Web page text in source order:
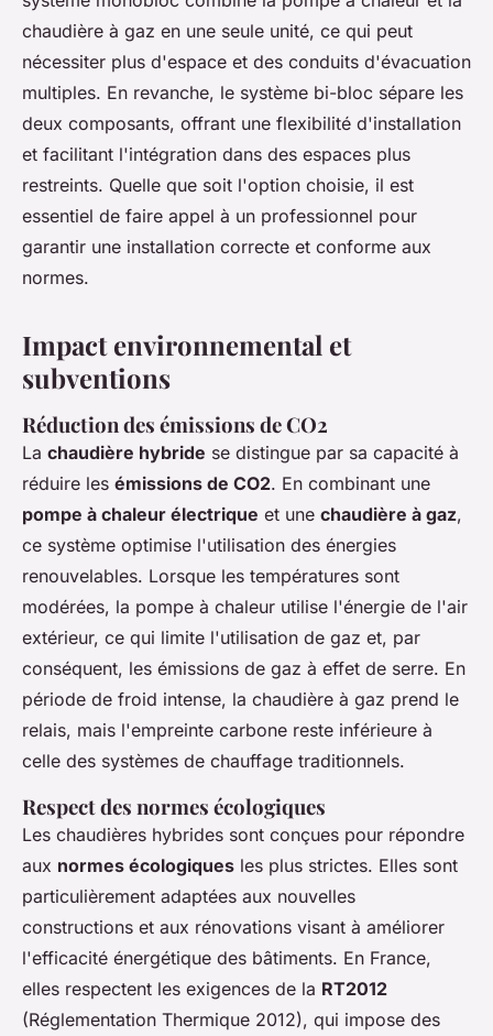
chaudière à gaz en une seule unité, ce qui peut
nécessiter plus d'espace et des conduits d'évacuation
multiples. En revanche, le système bi-bloc sépare les
deux composants, offrant une flexibilité d'installation
et facilitant l'intégration dans des espaces plus
restreints. Quelle que soit l'option choisie, il est
essentiel de faire appel à un professionnel pour
garantir une installation correcte et conforme aux
normes.
Impact environnemental et
subventions
Réduction des émissions de CO2
La chaudière hybride se distingue par sa capacité à
réduire les émissions de CO2. En combinant une
pompe à chaleur électrique et une chaudière à gaz,
ce système optimise l'utilisation des énergies
renouvelables. Lorsque les températures sont
modérées, la pompe à chaleur utilise l'énergie de l'air
extérieur, ce qui limite l'utilisation de gaz et, par
conséquent, les émissions de gaz à effet de serre. En
période de froid intense, la chaudière à gaz prend le
relais, mais l'empreinte carbone reste inférieure à
celle des systèmes de chauffage traditionnels.
Respect des normes écologiques
Les chaudières hybrides sont conçues pour répondre
aux normes écologiques les plus strictes. Elles sont
particulièrement adaptées aux nouvelles
constructions et aux rénovations visant à améliorer
l'efficacité énergétique des bâtiments. En France,
elles respectent les exigences de la RT2012
(Réglementation Thermique 2012), qui impose des